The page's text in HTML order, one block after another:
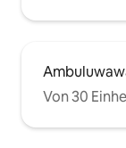
Von 30